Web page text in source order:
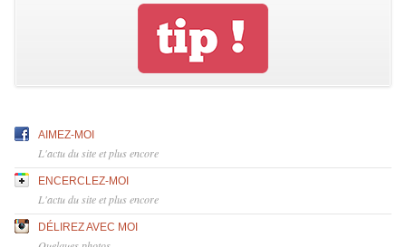
AIMEZ-MOI
L'actu du site et plus encore
ENCERCLEZ-MOI
L'actu du site et plus encore
DÉLIREZ AVEC MOI